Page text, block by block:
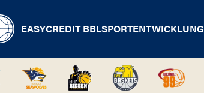
EASYCREDIT BBLSPORTENTWICKLUNG